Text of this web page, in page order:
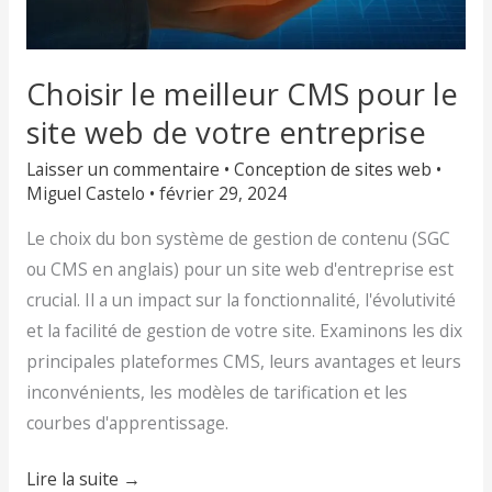
Choisir le meilleur CMS pour le
site web de votre entreprise
Laisser un commentaire • Conception de sites web •
Miguel Castelo • février 29, 2024
Le choix du bon système de gestion de contenu (SGC
ou CMS en anglais) pour un site web d'entreprise est
crucial. Il a un impact sur la fonctionnalité, l'évolutivité
et la facilité de gestion de votre site. Examinons les dix
principales plateformes CMS, leurs avantages et leurs
inconvénients, les modèles de tarification et les
courbes d'apprentissage.
Lire la suite →